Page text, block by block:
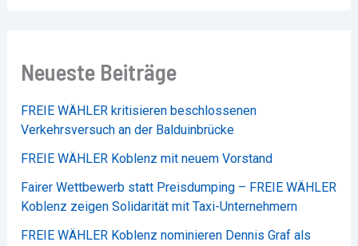
Neueste Beiträge
FREIE WÄHLER kritisieren beschlossenen
Verkehrsversuch an der Balduinbrücke
FREIE WÄHLER Koblenz mit neuem Vorstand
Fairer Wettbewerb statt Preisdumping – FREIE WÄHLER
Koblenz zeigen Solidarität mit Taxi-Unternehmern
FREIE WÄHLER Koblenz nominieren Dennis Graf als